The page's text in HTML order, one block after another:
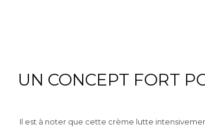
UN CONCEPT FORT
Il est à noter que cette crème lutte